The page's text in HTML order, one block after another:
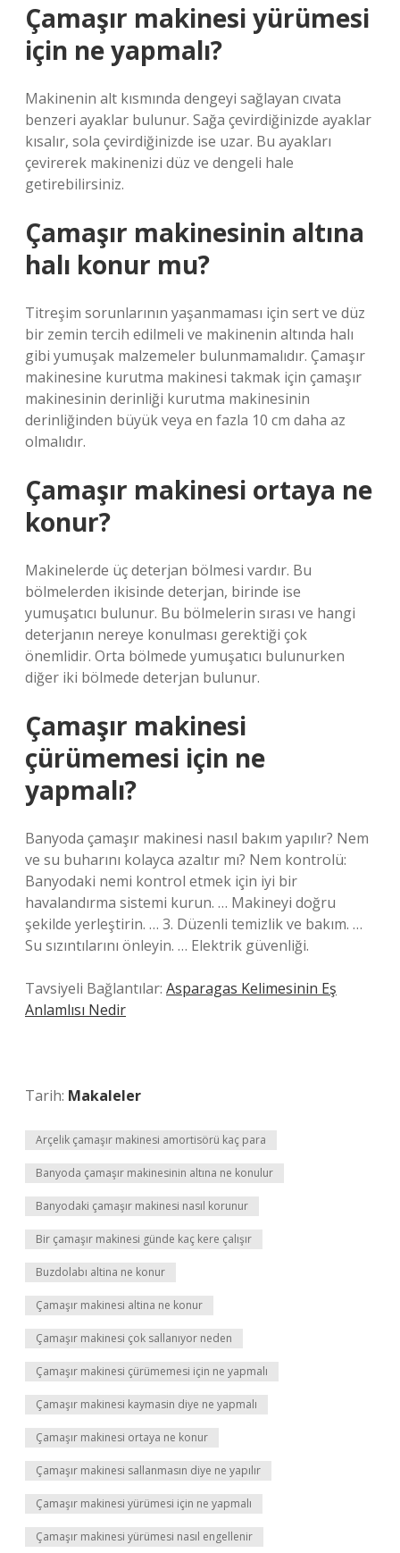
Çamaşır makinesi yürümesi
için ne yapmalı?
Makinenin alt kısmında dengeyi sağlayan cıvata
benzeri ayaklar bulunur. Sağa çevirdiğinizde ayaklar
kısalır, sola çevirdiğinizde ise uzar. Bu ayakları
çevirerek makinenizi düz ve dengeli hale
getirebilirsiniz.
Çamaşır makinesinin altına
halı konur mu?
Titreşim sorunlarının yaşanmaması için sert ve düz
bir zemin tercih edilmeli ve makinenin altında halı
gibi yumuşak malzemeler bulunmamalıdır. Çamaşır
makinesine kurutma makinesi takmak için çamaşır
makinesinin derinliği kurutma makinesinin
derinliğinden büyük veya en fazla 10 cm daha az
olmalıdır.
Çamaşır makinesi ortaya ne
konur?
Makinelerde üç deterjan bölmesi vardır. Bu
bölmelerden ikisinde deterjan, birinde ise
yumuşatıcı bulunur. Bu bölmelerin sırası ve hangi
deterjanın nereye konulması gerektiği çok
önemlidir. Orta bölmede yumuşatıcı bulunurken
diğer iki bölmede deterjan bulunur.
Çamaşır makinesi
çürümemesi için ne
yapmalı?
Banyoda çamaşır makinesi nasıl bakım yapılır? Nem
ve su buharını kolayca azaltır mı? Nem kontrolü:
Banyodaki nemi kontrol etmek için iyi bir
havalandırma sistemi kurun. … Makineyi doğru
şekilde yerleştirin. … 3. Düzenli temizlik ve bakım. …
Su sızıntılarını önleyin. … Elektrik güvenliği.
Tavsiyeli Bağlantılar: Asparagas Kelimesinin Eş
Anlamlısı Nedir
Tarih: Makaleler
Arçelik çamaşır makinesi amortisörü kaç para
Banyoda çamaşır makinesinin altına ne konulur
Banyodaki çamaşır makinesi nasıl korunur
Bir çamaşır makinesi günde kaç kere çalışır
Buzdolabı altina ne konur
Çamaşır makinesi altina ne konur
Çamaşır makinesi çok sallanıyor neden
Çamaşır makinesi çürümemesi için ne yapmalı
Çamaşır makinesi kaymasin diye ne yapmalı
Çamaşır makinesi ortaya ne konur
Çamaşır makinesi sallanmasın diye ne yapılır
Çamaşır makinesi yürümesi için ne yapmalı
Çamaşır makinesi yürümesi nasıl engellenir